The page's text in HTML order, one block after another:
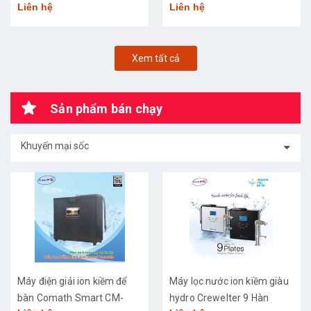
Liên hệ
Liên hệ
Xem tất cả
Sản phẩm bán chạy
Khuyến mại sốc
Máy điện giải ion kiềm để
bàn Comath Smart CM-
Máy lọc nước ion kiềm giàu
hydro Crewelter 9 Hàn